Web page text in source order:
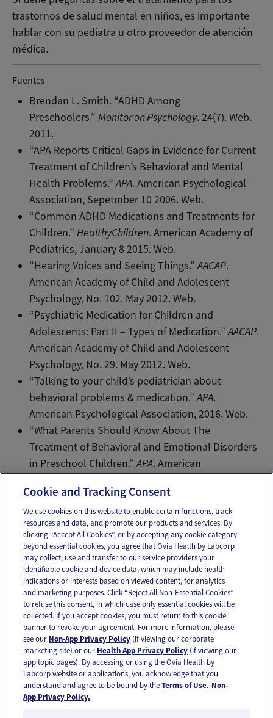
trastornos de salud mental en niños, es importante
hablar con su pediatra u otro proveedor de atención
médica.
Fuentes
Brendan L. Smith. “ADHD Among
Preschoolers.”Monitor on Psychology. 24(7). Web.
2011.
“APA Reports Critical Gaps in Evidence for Current
Treatment of Children’s Behavioral and Mental
Health Problems.”APA. American Psychological
Association, Sepetmber 10 2006. Web.
“Common ADHD Medications and Treatments for
Children.”HealthyChildren. American Academy of
Pediatrics, January 8 2015. Web.
“Hearing Voices and Seeing Things.”AACAP.
American Academy of Child and Adolescent
Psychology, No. 102. May 2012. Web.
“Psychiatric Medication for Children and
Adolescents: Part II – Types of Medication.”AACAP.
American Academy of Child and Adolescent
Psychology, No. 29. May 2012. Web.
“Talking to your child’s pediatrician about
behavioral problems & medication.”APA.
American Psychological Association, 2016. Web.
“What Parents Should Know About The
Treatment of Behavioral and Emotional Disorders
in Preschool Children.”APA. American
Email Text
OUR APPS
FOLLOW US
Cookie and Tracking Consent
We use cookies on this website to enable certain functions, track
resources and data, and promote our products and services. By
clicking “Accept All Cookies”, or by accepting any cookie category
beyond essential cookies, you agree that Ovia Health by Labcorp
may collect, use and transfer to our service providers your
identifiable cookie and device data, which may include health
indications or interests based on viewed content, for analytics
and marketing purposes. Click “Reject All Non-Essential Cookies”
to refuse this consent, in which case only essential cookies will be
collected. If you accept cookies, you must return to this cookie
banner to revoke your agreement. For more information, please
see our Non-App Privacy Policy (if viewing our corporate
marketing site) or our Health App Privacy Policy (if viewing our
app topic pages). By accessing or using the Ovia Health by
Labcorp website or applications, you acknowledge that you
understand and agree to be bound by theTerms of Use. Non-
App Privacy Policy.